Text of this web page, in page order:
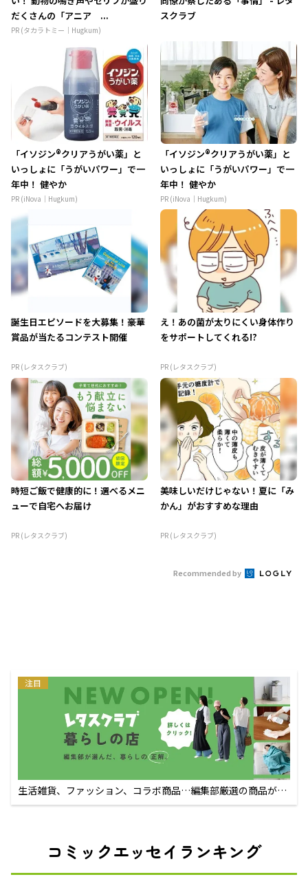
だくさんの「アニア ...
PR (タカラトミー｜Hugkum)
スクラブ
「イソジン®クリアうがい薬」と
いっしょに「うがいパワー」で一
年中！ 健やか
PR (iNova｜Hugkum)
「イソジン®クリアうがい薬」と
いっしょに「うがいパワー」で一
年中！ 健やか
PR (iNova｜Hugkum)
誕生日エピソードを大募集！豪華
賞品が当たるコンテスト開催
PR (レタスクラブ)
え！あの菌が太りにくい身体作り
をサポートしてくれる!?
PR (レタスクラブ)
時短ご飯で健康的に！選べるメニ
ューで自宅へお届け
PR (レタスクラブ)
美味しいだけじゃない！夏に「み
かん」がおすすめな理由
PR (レタスクラブ)
Recommended by
注目
生活雑貨、ファッション、コラボ商品…編集部厳選の商品が買
えるECサイト
コミックエッセイランキング